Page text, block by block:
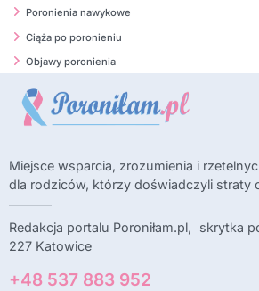
Miejsce wsparcia, zrozumienia i
dla rodziców, którzy doświadczyli straty
Redakcja portalu Poroniłam.pl, skrytka
227 Katowice
+48 537 883 952
Poronienia nawykowe
Ciąża po poronieniu
Objawy poronienia